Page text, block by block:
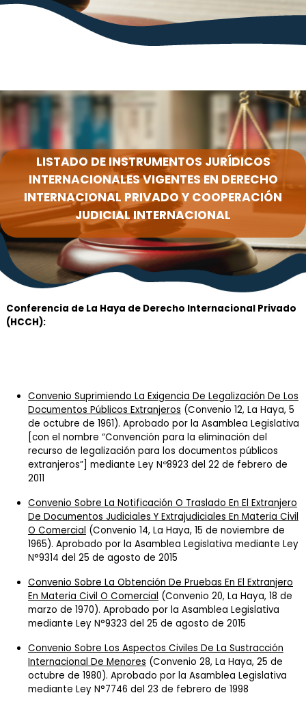
LISTADO DE INSTRUMENTOS JURÍDICOS
INTERNACIONALES VIGENTES EN DERECHO
INTERNACIONAL PRIVADO Y COOPERACIÓN
JUDICIAL INTERNACIONAL
Conferencia de La Haya de Derecho Internacional Privado
(HCCH):
Convenio Suprimiendo La Exigencia De Legalización De Los
Documentos Públicos Extranjeros (Convenio 12, La Haya, 5
de octubre de 1961). Aprobado por la Asamblea Legislativa
[con el nombre “Convención para la eliminación del
recurso de legalización para los documentos públicos
extranjeros”] mediante Ley Nº8923 del 22 de febrero de
2011
Convenio Sobre La Notificación O Traslado En El Extranjero
De Documentos Judiciales Y Extrajudiciales En Materia Civil
O Comercial (Convenio 14, La Haya, 15 de noviembre de
1965). Aprobado por la Asamblea Legislativa mediante Ley
N°9314 del 25 de agosto de 2015
Convenio Sobre La Obtención De Pruebas En El Extranjero
En Materia Civil O Comercial (Convenio 20, La Haya, 18 de
marzo de 1970). Aprobado por la Asamblea Legislativa
mediante Ley N°9323 del 25 de agosto de 2015
Convenio Sobre Los Aspectos Civiles De La Sustracción
Internacional De Menores (Convenio 28, La Haya, 25 de
octubre de 1980). Aprobado por la Asamblea Legislativa
mediante Ley N°7746 del 23 de febrero de 1998